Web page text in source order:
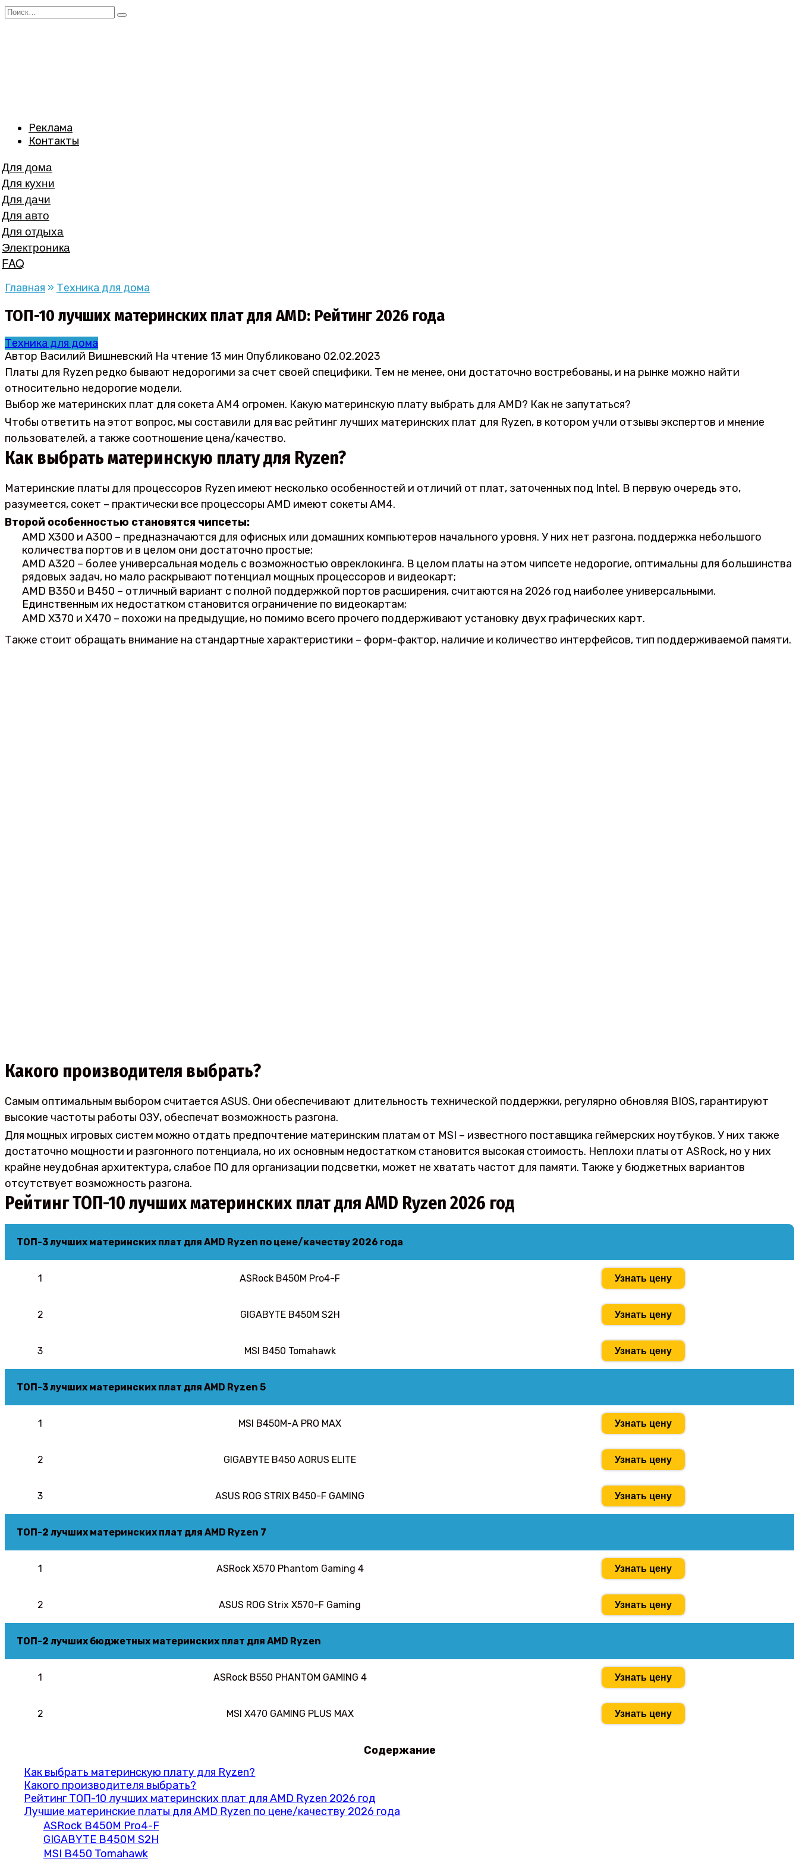
Перейти
Search
Реклама
Контакты
Для дома
Для кухни
Для дачи
Для авто
Для отдыха
Электроника
FAQ
Главная » Техника для дома
ТОП-10 лучших материнских плат для AMD: Рейтинг 2026 года
Техника для дома
Автор Василий Вишневский На чтение 13 мин Опубликовано 02.02.2023
Платы для Ryzen редко бывают недорогими за счет своей специфики. Тем не менее, они достаточно востребованы, и на рынке можно найти
относительно недорогие модели.
Выбор же материнских плат для сокета AM4 огромен. Какую материнскую плату выбрать для AMD? Как не запутаться?
Чтобы ответить на этот вопрос, мы составили для вас рейтинг лучших материнских плат для Ryzen, в котором учли отзывы экспертов и мнение
пользователей, а также соотношение цена/качество.
Как выбрать материнскую плату для Ryzen?
Материнские платы для процессоров Ryzen имеют несколько особенностей и отличий от плат, заточенных под Intel. В первую очередь это,
разумеется, сокет – практически все процессоры AMD имеют сокеты AM4.
Второй особенностью становятся чипсеты:
AMD X300 и A300 – предназначаются для офисных или домашних компьютеров начального уровня. У них нет разгона, поддержка небольшого
количества портов и в целом они достаточно простые;
AMD A320 – более универсальная модель с возможностью овреклокинга. В целом платы на этом чипсете недорогие, оптимальны для большинства
рядовых задач, но мало раскрывают потенциал мощных процессоров и видеокарт;
AMD B350 и B450 – отличный вариант с полной поддержкой портов расширения, считаются на 2026 год наиболее универсальными.
Единственным их недостатком становится ограничение по видеокартам;
AMD X370 и X470 – похожи на предыдущие, но помимо всего прочего поддерживают установку двух графических карт.
Также стоит обращать внимание на стандартные характеристики – форм-фактор, наличие и количество интерфейсов, тип поддерживаемой памяти.
Какого производителя выбрать?
Самым оптимальным выбором считается ASUS. Они обеспечивают длительность технической поддержки, регулярно обновляя BIOS, гарантируют
высокие частоты работы ОЗУ, обеспечат возможность разгона.
Для мощных игровых систем можно отдать предпочтение материнским платам от MSI – известного поставщика геймерских ноутбуков. У них также
достаточно мощности и разгонного потенциала, но их основным недостатком становится высокая стоимость. Неплохи платы от ASRock, но у них
крайне неудобная архитектура, слабое ПО для организации подсветки, может не хватать частот для памяти. Также у бюджетных вариантов
отсутствует возможность разгона.
Рейтинг ТОП-10 лучших материнских плат для AMD Ryzen 2026 год
ТОП-3 лучших материнских плат для AMD Ryzen по цене/качеству 2026 года
1 ASRock B450M Pro4-F Узнать цену
2 GIGABYTE B450M S2H Узнать цену
3 MSI B450 Tomahawk Узнать цену
ТОП-3 лучших материнских плат для AMD Ryzen 5
1 MSI B450M-A PRO MAX Узнать цену
2 GIGABYTE B450 AORUS ELITE Узнать цену
3 ASUS ROG STRIX B450-F GAMING Узнать цену
ТОП-2 лучших материнских плат для AMD Ryzen 7
1 ASRock X570 Phantom Gaming 4 Узнать цену
2 ASUS ROG Strix X570-F Gaming Узнать цену
ТОП-2 лучших бюджетных материнских плат для AMD Ryzen
1 ASRock B550 PHANTOM GAMING 4 Узнать цену
2 MSI X470 GAMING PLUS MAX Узнать цену
Содержание
Как выбрать материнскую плату для Ryzen?
Какого производителя выбрать?
Рейтинг ТОП-10 лучших материнских плат для AMD Ryzen 2026 год
Лучшие материнские платы для AMD Ryzen по цене/качеству 2026 года
ASRock B450M Pro4-F
GIGABYTE B450M S2H
MSI B450 Tomahawk